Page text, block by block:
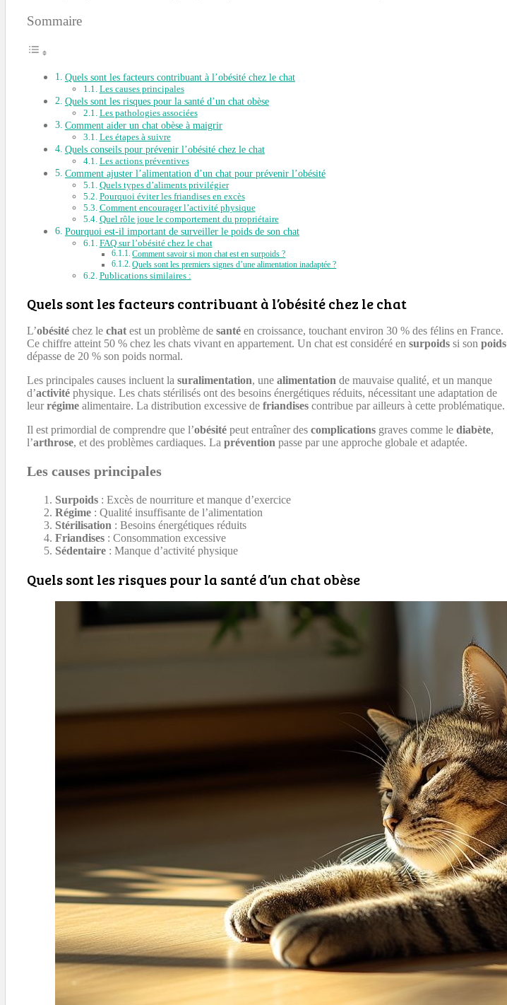
Sommaire
Quels sont les facteurs contribuant à l’obésité chez le chat
Les causes principales
Quels sont les risques pour la santé d’un chat obèse
Les pathologies associées
Comment aider un chat obèse à maigrir
Les étapes à suivre
Quels conseils pour prévenir l’obésité chez le chat
Les actions préventives
Comment ajuster l’alimentation d’un chat pour prévenir l’obésité
Quels types d’aliments privilégier
Pourquoi éviter les friandises en excès
Comment encourager l’activité physique
Quel rôle joue le comportement du propriétaire
Pourquoi est-il important de surveiller le poids de son chat
FAQ sur l’obésité chez le chat
Comment savoir si mon chat est en surpoids ?
Quels sont les premiers signes d’une alimentation inadaptée ?
Publications similaires :
Quels sont les facteurs contribuant à l’obésité chez le chat
L’obésité chez le chat est un problème de santé en croissance, touchant environ 30 % des félins en France.
Ce chiffre atteint 50 % chez les chats vivant en appartement. Un chat est considéré en surpoids si son poids
dépasse de 20 % son poids normal.
Les principales causes incluent la suralimentation, une alimentation de mauvaise qualité, et un manque
d’activité physique. Les chats stérilisés ont des besoins énergétiques réduits, nécessitant une adaptation de
leurrégime alimentaire. La distribution excessive de friandises contribue par ailleurs à cette problématique.
Il est primordial de comprendre que l’obésité peut entraîner des complications graves comme le diabète,
l’arthrose, et des problèmes cardiaques. La prévention passe par une approche globale et adaptée.
Les causes principales
Surpoids : Excès de nourriture et manque d’exercice
Régime : Qualité insuffisante de l’alimentation
Stérilisation : Besoins énergétiques réduits
Friandises : Consommation excessive
Sédentaire : Manque d’activité physique
Quels sont les risques pour la santé d’un chat obèse